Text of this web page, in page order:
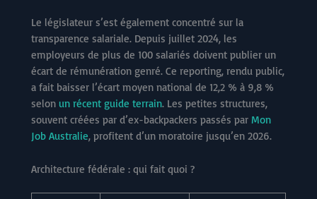
Le législateur s’est également concentré sur la
transparence salariale. Depuis juillet 2024, les
employeurs de plus de 100 salariés doivent publier un
écart de rémunération genré. Ce reporting, rendu public,
a fait baisser l’écart moyen national de 12,2 % à 9,8 %
selon un récent guide terrain. Les petites structures,
souvent créées par d’ex-backpackers passés par Mon
Job Australie, profitent d’un moratoire jusqu’en 2026.
Architecture fédérale : qui fait quoi ?